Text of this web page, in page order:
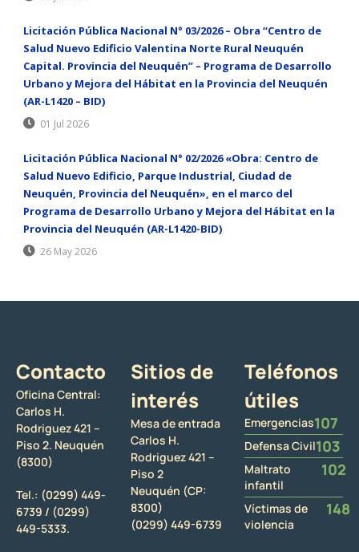
Licitación Pública Nacional N° 03/2026 – Obra “Centro de
Salud Nuevo Edificio Valentina Norte Rural Neuquén
Capital. Provincia del Neuquén” – Programa de Desarrollo
Urbano y Mejora del Hábitat en la Provincia del Neuquén
(AR-L1420 – BID)
01 Jul 2026
Licitación Pública Nacional N° 02/2026 «Obra: Centro de
Salud Nuevo Edificio, Parque Industrial, Ciudad de
Neuquén, Provincia del Neuquén», en el marco del
Programa de Desarrollo Urbano y Mejora del Hábitat en la
Provincia del Neuquén (AR-L1420-BID)
26 May 2026
Contacto
Oficina Central:
Carlos H.
Rodriguez 421 –
Piso 2. Neuquén
(8300)
Tel.: (0299) 449-
6739 / (0299)
449-5333.
Sitios de
interés
Mesa de entrada
Carlos H.
Rodriguez 421 –
Piso 2
Neuquén (CP:
8300)
(0299) 449-6739
Teléfonos
útiles
Emergencias107
Defensa Civil103
Maltrato
infantil
102
Víctimas de
violencia
148